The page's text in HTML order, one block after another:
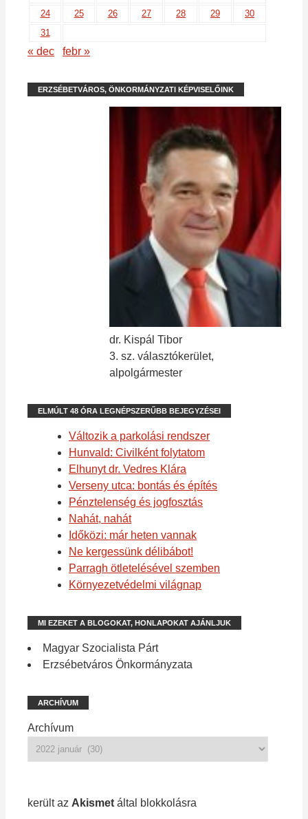
24
25 26 27 28 29
30
31
« dec febr »
ERZSÉBETVÁROS, ÖNKORMÁNYZATI KÉPVISELŐINK
dr. Kispál Tibor
3. sz. választókerület,
alpolgármester
ELMÚLT 48 ÓRA LEGNÉPSZERŰBB BEJEGYZÉSEI
Változik a parkolási rendszer
Hunvald: Civilként folytatom
Elhunyt dr. Vedres Klára
Verseny utca: bontás és építés
Pénztelenség és jogfosztás
Nahát, nahát
Időközi: már heten vannak
Ne kergessünk délibábot!
Parragh ötletelésével szemben
Környezetvédelmi világnap
MI EZEKET A BLOGOKAT, HONLAPOKAT AJÁNLJUK
Magyar Szocialista Párt
Erzsébetváros Önkormányzata
ARCHÍVUM
Archívum
került az Akismet által blokkolásra